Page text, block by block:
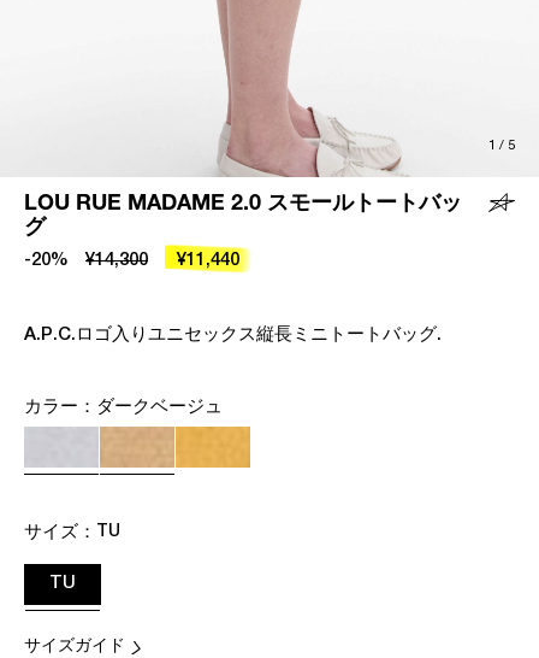
1 / 5
LOU RUE MADAME 2.0 スモールトートバッ
グ
-20% ¥14,300 ¥11,440
A.P.C.ロゴ入りユニセックス縦長ミニトートバッグ.
カラー： ダークベージュ
サイズ： TU
TU
サイズガイド